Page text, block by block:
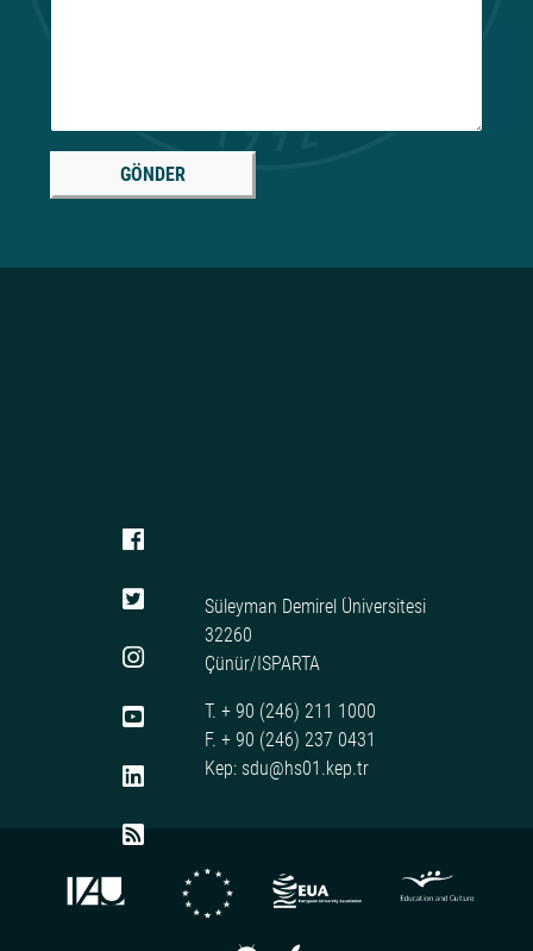
GÖNDER
Süleyman Demirel Üniversitesi
32260
Çünür/ISPARTA
T. + 90 (246) 211 1000
F. + 90 (246) 237 0431
Kep: sdu@hs01.kep.tr